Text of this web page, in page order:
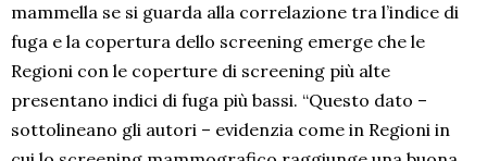
mammella se si guarda alla correlazione tra l’indice di
fuga e la copertura dello screening emerge che le
Regioni con le coperture di screening più alte
presentano indici di fuga più bassi. “Questo dato –
sottolineano gli autori – evidenzia come in Regioni in